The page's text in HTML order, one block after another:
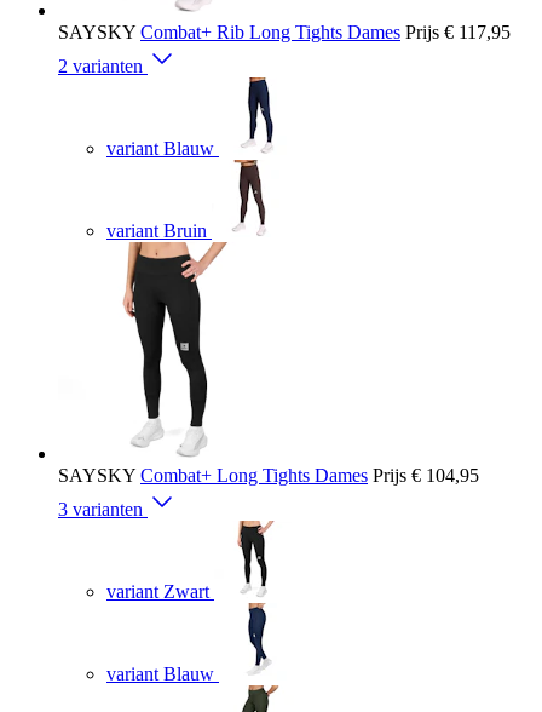
SAYSKY Combat+ Rib Long Tights Dames Prijs € 117,95
2 varianten
variant Blauw
variant Bruin
SAYSKY Combat+ Long Tights Dames Prijs € 104,95
3 varianten
variant Zwart
variant Blauw